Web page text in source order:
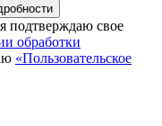
подробности
подтверждаю свое
обработки
«Пользовательское